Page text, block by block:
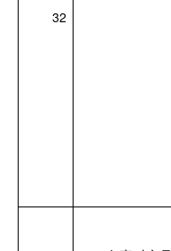
32